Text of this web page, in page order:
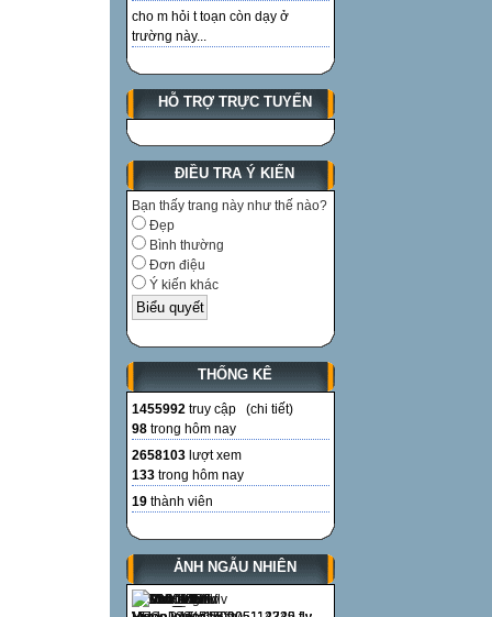
cho m hỏi t toạn còn dạy ở
trường này...
HỖ TRỢ TRỰC TUYẾN
ĐIỀU TRA Ý KIẾN
Bạn thấy trang này như thế nào?
Đẹp
Bình thường
Đơn điệu
Ý kiến khác
THỐNG KÊ
1455992 truy cập (chi tiết)
98 trong hôm nay
2658103 lượt xem
133 trong hôm nay
19 thành viên
ẢNH NGẪU NHIÊN